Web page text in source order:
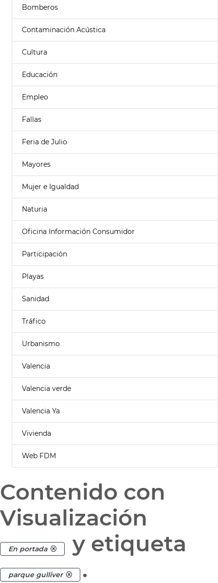
Bomberos
Contaminación Acústica
Cultura
Educación
Empleo
Fallas
Feria de Julio
Mayores
Mujer e Igualdad
Naturia
Oficina Información Consumidor
Participación
Playas
Sanidad
Tráfico
Urbanismo
Valencia
Valencia verde
Valencia Ya
Vivienda
Web FDM
Contenido con
Visualización
En portada y etiqueta
parque gulliver .